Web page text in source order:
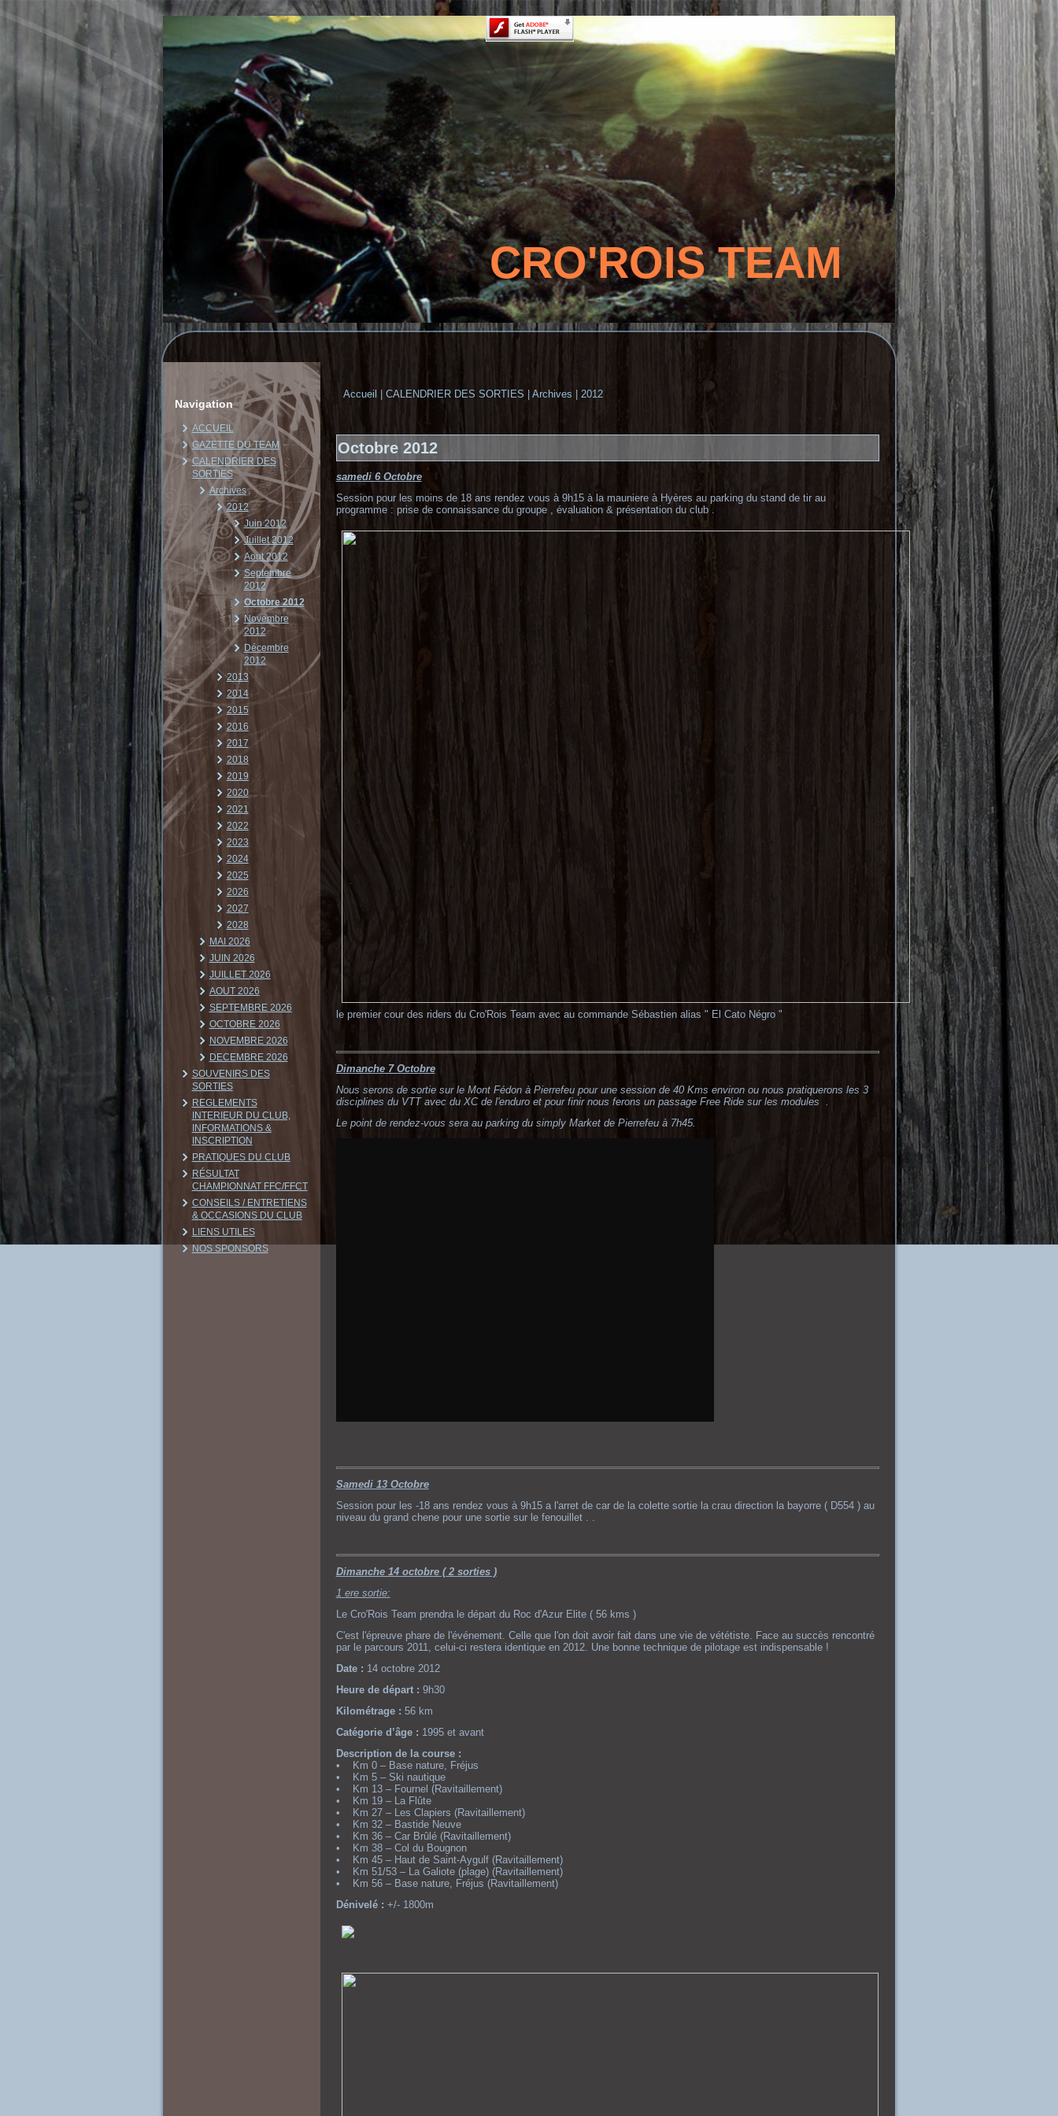
CRO'ROIS TEAM
Navigation
ACCUEIL
GAZETTE DU TEAM
CALENDRIER DES
SORTIES
Archives
2012
Juin 2012
Juillet 2012
Aout 2012
Septembre
2012
Octobre 2012
Novembre
2012
Décembre
2012
2013
2014
2015
2016
2017
2018
2019
2020
2021
2022
2023
2024
2025
2026
2027
2028
MAI 2026
JUIN 2026
JUILLET 2026
AOUT 2026
SEPTEMBRE 2026
OCTOBRE 2026
NOVEMBRE 2026
DECEMBRE 2026
SOUVENIRS DES
SORTIES
REGLEMENTS
INTERIEUR DU CLUB,
INFORMATIONS &
INSCRIPTION
PRATIQUES DU CLUB
RÉSULTAT
CHAMPIONNAT FFC/FFCT
CONSEILS / ENTRETIENS
& OCCASIONS DU CLUB
LIENS UTILES
NOS SPONSORS
Accueil CALENDRIER DES SORTIES Archives 2012
Octobre 2012
samedi 6 Octobre
Session pour les moins de 18 ans rendez vous à 9h15 à la mauniere à Hyères au parking du stand de tir au
programme : prise de connaissance du groupe , évaluation & présentation du club .
le premier cour des riders du Cro'Rois Team avec au commande Sébastien alias " El Cato Négro "
Dimanche 7 Octobre
Nous serons de sortie sur le Mont Fédon à Pierrefeu pour une session de 40 Kms environ ou nous pratiquerons les 3
disciplines du VTT avec du XC de l'enduro et pour finir nous ferons un passage Free Ride sur les modules .
Le point de rendez-vous sera au parking du simply Market de Pierrefeu à 7h45.
Samedi 13 Octobre
Session pour les -18 ans rendez vous à 9h15 a l'arret de car de la colette sortie la crau direction la bayorre ( D554 ) au
niveau du grand chene pour une sortie sur le fenouillet . .
Dimanche 14 octobre ( 2 sorties )
1 ere sortie:
Le Cro'Rois Team prendra le départ du Roc d'Azur Elite ( 56 kms )
C'est l'épreuve phare de l'événement. Celle que l'on doit avoir fait dans une vie de vététiste. Face au succès rencontré
par le parcours 2011, celui-ci restera identique en 2012. Une bonne technique de pilotage est indispensable !
Date : 14 octobre 2012
Heure de départ : 9h30
Kilométrage : 56 km
Catégorie d’âge : 1995 et avant
Description de la course :
• Km 0 – Base nature, Fréjus
• Km 5 – Ski nautique
• Km 13 – Fournel (Ravitaillement)
• Km 19 – La Flûte
• Km 27 – Les Clapiers (Ravitaillement)
• Km 32 – Bastide Neuve
• Km 36 – Car Brûlé (Ravitaillement)
• Km 38 – Col du Bougnon
• Km 45 – Haut de Saint-Aygulf (Ravitaillement)
• Km 51/53 – La Galiote (plage) (Ravitaillement)
• Km 56 – Base nature, Fréjus (Ravitaillement)
Dénivelé : +/- 1800m